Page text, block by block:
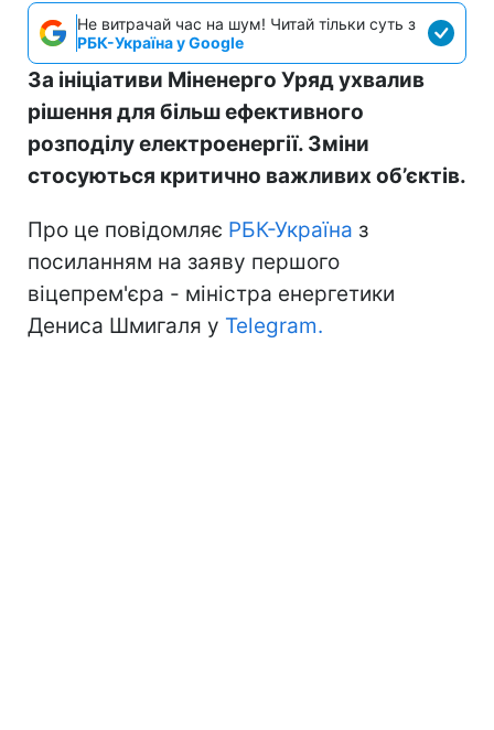
Не витрачай час на шум! Читай тільки суть з
РБК-Україна у Google
За ініціативи Міненерго Уряд ухвалив
рішення для більш ефективного
розподілу електроенергії. Зміни
стосуються критично важливих об’єктів.
Про це повідомляє РБК-Україна з
посиланням на заяву першого
віцепрем'єра - міністра енергетики
Дениса Шмигаля у Telegram.